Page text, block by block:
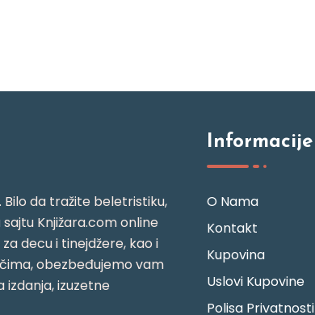
Bilo da tražite beletristiku,
Knjižara.com online
decu i tinejdžere, kao i
obezbeđujemo vam
izdanja, izuzetne
Informacije
O Nama
Kontakt
Kupovina
Uslovi Kupovine
Polisa Privatnosti